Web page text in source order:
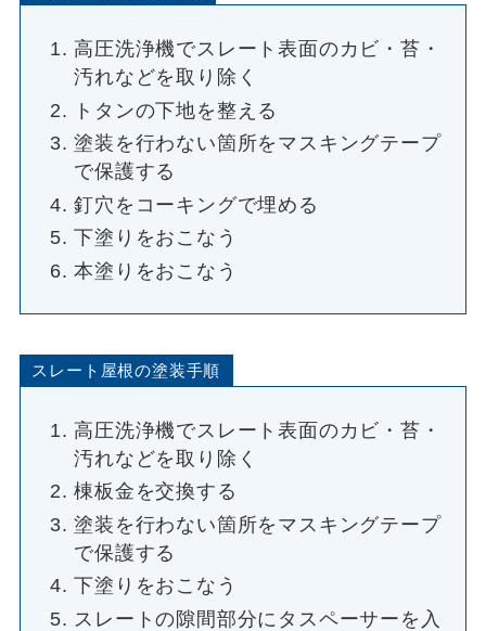
高圧洗浄機でスレート表面のカビ・苔・
汚れなどを取り除く
トタンの下地を整える
塗装を行わない箇所をマスキングテープ
で保護する
釘穴をコーキングで埋める
下塗りをおこなう
本塗りをおこなう
スレート屋根の塗装手順
高圧洗浄機でスレート表面のカビ・苔・
汚れなどを取り除く
棟板金を交換する
塗装を行わない箇所をマスキングテープ
で保護する
下塗りをおこなう
スレートの隙間部分にタスペーサーを入